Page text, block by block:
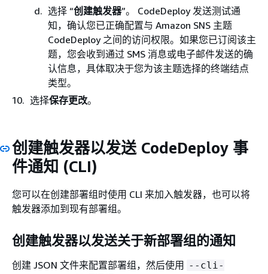
选择 “创建触发器”。 CodeDeploy 发送测试通
知，确认您已正确配置与 Amazon SNS 主题
CodeDeploy 之间的访问权限。如果您已订阅该主
题，您会收到通过 SMS 消息或电子邮件发送的确
认信息，具体取决于您为该主题选择的终端结点
类型。
选择保存更改。
创建触发器以发送 CodeDeploy 事
件通知 (CLI)
您可以在创建部署组时使用 CLI 来加入触发器，也可以将
触发器添加到现有部署组。
创建触发器以发送关于新部署组的通知
创建 JSON 文件来配置部署组，然后使用
--cli-